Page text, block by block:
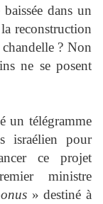
dans un
reconstruction
? Non
ne se posent
un télégramme
israélien pour
ce projet
ministre
» destiné à